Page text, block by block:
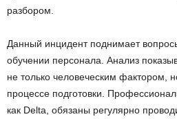
разбором.
Данный инцидент поднимает
обучении персонала. Анализ
не только человеческим фактором,
процессе подготовки.
как Delta, обязаны регулярно